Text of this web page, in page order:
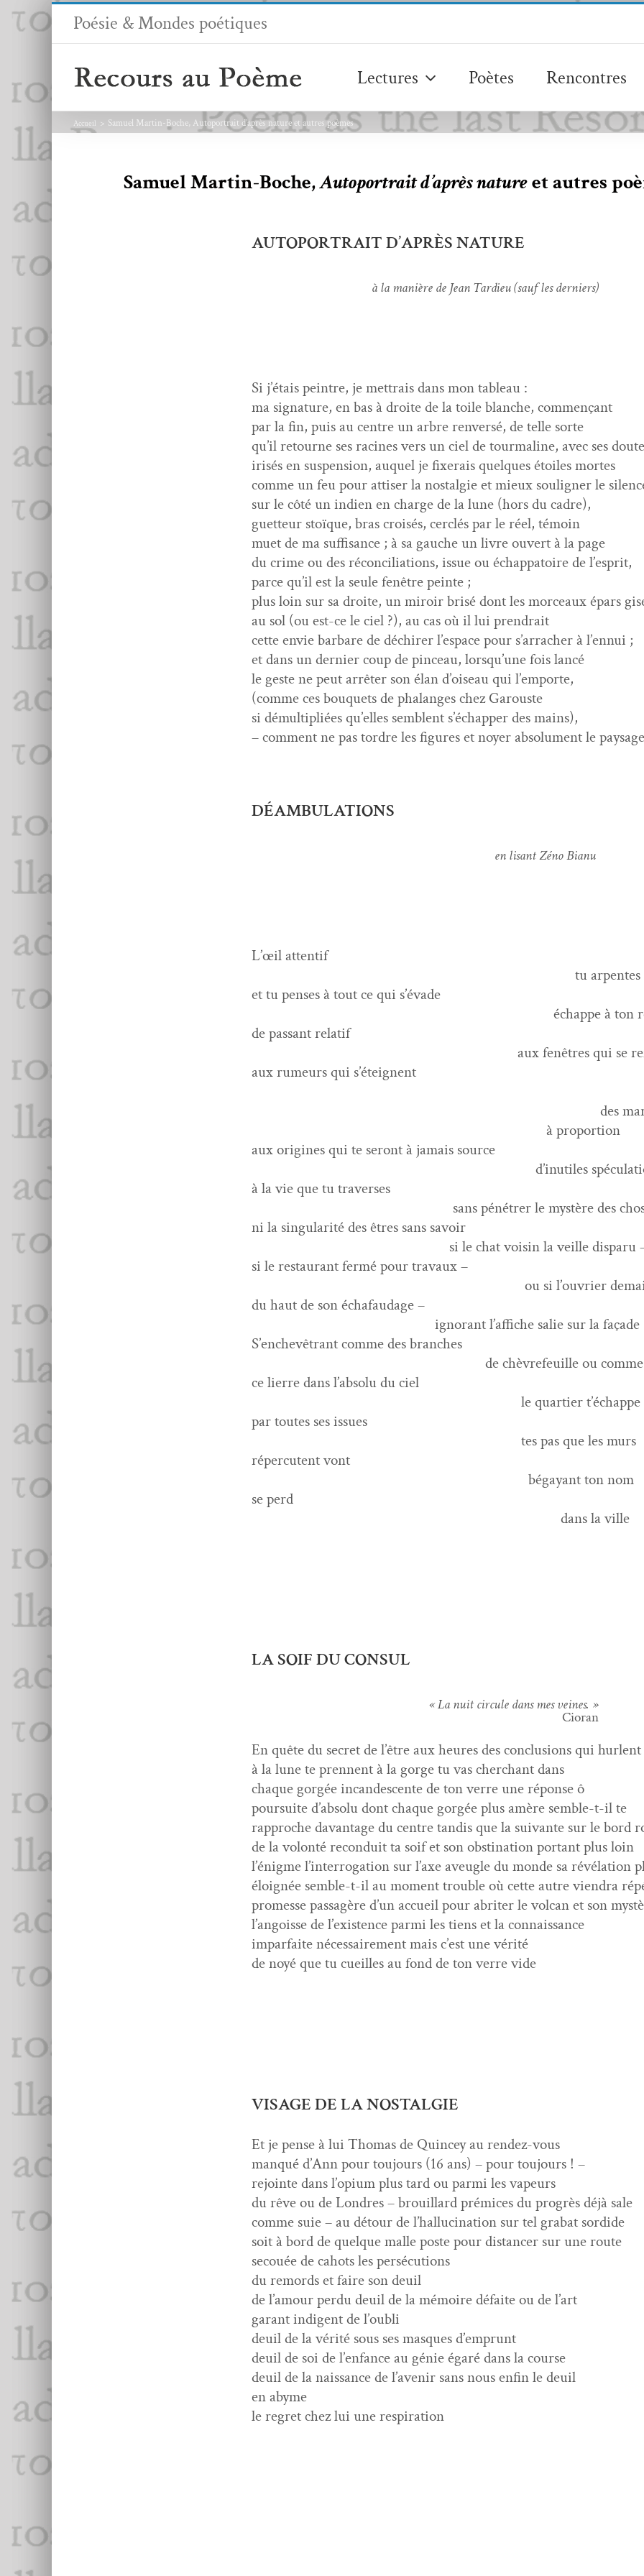
Passer
Poésie & Mondes poétiques
Lectures Poètes Rencontres
Accueil Samuel Martin-Boche, Autoportrait d’après nature et autres poèmes
Samuel Martin-Boche,Autoportrait d’après natureet autres
AUTOPORTRAIT D’APRÈS NATURE
à la manière de Jean Tardieu (sauf les derniers)
Si j’étais pein­tre, je met­trais dans mon tableau :
ma sig­na­ture, en bas à droite de la toile blanche, commençant
par la fin, puis au cen­tre un arbre ren­ver­sé, de telle sorte
qu’il retourne ses racines vers un ciel de tour­ma­line, avec ses
irisés en sus­pen­sion, auquel je fix­erais quelques étoiles mortes
comme un feu pour attis­er la nos­tal­gie et mieux soulign­er le
sur le côté un indi­en en charge de la lune (hors du cadre),
guet­teur stoïque, bras croisés, cer­clés par le réel, témoin
muet de ma suff­i­sance ; à sa gauche un livre ouvert à la page
du crime ou des réc­on­cil­i­a­tions, issue ou échap­pa­toire de l’esprit,
parce qu’il est la seule fenêtre peinte ;
plus loin sur sa droite, un miroir brisé dont les morceaux épars
au sol (ou est-ce le ciel ?), au cas où il lui prendrait
cette envie bar­bare de déchir­er l’espace pour s’arracher à l’ennui ;
et dans un dernier coup de pinceau, lorsqu’une fois lancé
le geste ne peut arrêter son élan d’oiseau qui l’emporte,
(comme ces bou­quets de pha­langes chez Garouste
si démul­ti­pliées qu’elles sem­blent s’échapper des mains),
– com­ment ne pas tor­dre les fig­ures et noy­er absol­u­ment le
DÉAMBULATIONS
en lisant Zéno Bianu
L’œil atten­tif
tu arpentes la
et tu pens­es à tout ce qui s’évade
échappe à ton
de pas­sant relatif
aux fenêtres qui se
aux rumeurs qui s’éteignent
des
à proportion
aux orig­ines qui te seront à jamais source
d’inutiles
à la vie que tu traverses
sans pénétr­er le mys­tère des
ni la sin­gu­lar­ité des êtres sans savoir
si le chat voisin la veille disparu
si le restau­rant fer­mé pour travaux –
ou si l’ouvrier
du haut de son échafaudage –
igno­rant l’affiche salie sur la façade
S’enchevêtrant comme des branches
de chèvrefeuille ou comme
ce lierre dans l’absolu du ciel
le quarti­er t’échappe
par toutes ses issues
tes pas que les murs
réper­cu­tent vont
bégayant ton nom
se perd
dans la ville
LA SOIF DU CONSUL
« La nuit cir­cule dans mes veines. »
Cio­ran
En quête du secret de l’être aux heures des con­clu­sions qui hurlent
à la lune te pren­nent à la gorge tu vas cher­chant dans
chaque gorgée incan­des­cente de ton verre une réponse ô
pour­suite d’absolu dont chaque gorgée plus amère sem­ble-t-il te
rap­proche davan­tage du cen­tre tan­dis que la suiv­ante sur le bord
de la volon­té recon­duit ta soif et son obsti­na­tion por­tant plus loin
l’énigme l’interrogation sur l’axe aveu­gle du monde sa révéla­tion
éloignée sem­ble-t-il au moment trou­ble où cette autre vien­dra
promesse pas­sagère d’un accueil pour abrit­er le vol­can et son
l’angoisse de l’existence par­mi les tiens et la connaissance
impar­faite néces­saire­ment mais c’est une vérité
de noyé que tu cueilles au fond de ton verre vide
VISAGE DE LA NOSTALGIE
Et je pense à lui Thomas de Quincey au rendez-vous
man­qué d’Ann pour tou­jours (16 ans) – pour toujours ! –
rejointe dans l’opium plus tard ou par­mi les vapeurs
du rêve ou de Lon­dres – brouil­lard prémices du pro­grès déjà sale
comme suie – au détour de l’hallucination sur tel gra­bat sordide
soit à bord de quelque malle poste pour dis­tancer sur une route
sec­ouée de cahots les persécutions
du remords et faire son deuil
de l’amour per­du deuil de la mémoire défaite ou de l’art
garant indi­gent de l’oubli
deuil de la vérité sous ses masques d’emprunt
deuil de soi de l’enfance au génie égaré dans la course
deuil de la nais­sance de l’avenir sans nous enfin le deuil
en abyme
le regret chez lui une respiration